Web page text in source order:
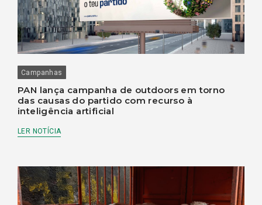
Campanhas
PAN lança campanha de outdoors em torno
das causas do partido com recurso à
inteligência artificial
LER NOTÍCIA